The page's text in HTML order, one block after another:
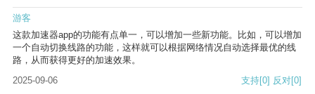
游客
这款加速器app的功能有点单一，可以增加一些新功能。比如，可以增加
一个自动切换线路的功能，这样就可以根据网络情况自动选择最优的线
路，从而获得更好的加速效果。
2025-09-06
支持[0] 反对[0]